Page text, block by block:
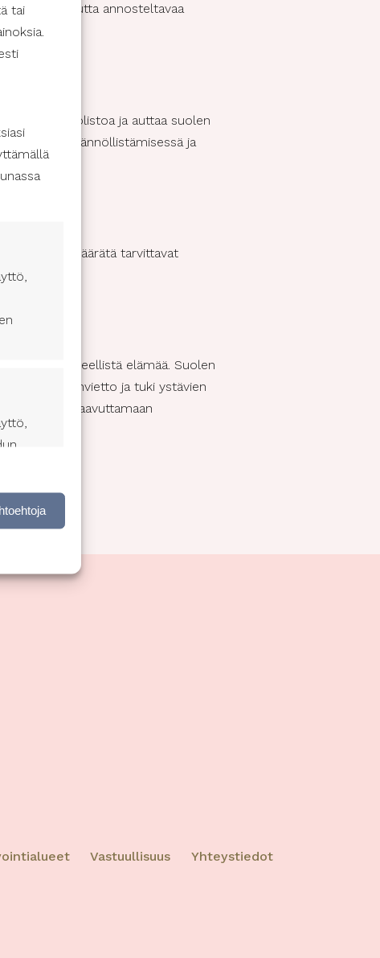
tai
kautta annosteltavaa
suolistoa ja auttaa suolen
säännöllistämisessä ja
ja määrätä tarvittavat
ja terveellistä elämää. Suolen
ajanvietto ja tuki ystävien
sinua saavuttamaan
Vastuullisuus Yhteystiedot